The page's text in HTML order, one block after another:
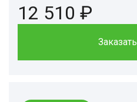
12 510 ₽
Заказать